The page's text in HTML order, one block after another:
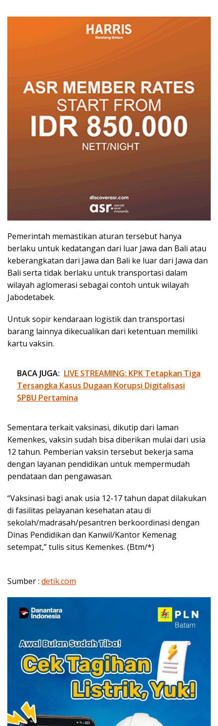
Pemerintah memastikan aturan tersebut hanya
berlaku untuk kedatangan dari luar Jawa dan Bali atau
keberangkatan dari Jawa dan Bali ke luar dari Jawa dan
Bali serta tidak berlaku untuk transportasi dalam
wilayah aglomerasi sebagai contoh untuk wilayah
Jabodetabek.
Untuk sopir kendaraan logistik dan transportasi
barang lainnya dikecualikan dari ketentuan memiliki
kartu vaksin.
BACA JUGA: LIVE STREAMING: KPK Tetapkan Tiga
Tersangka Kasus Dugaan Korupsi Digitalisasi
SPBU Pertamina
Sementara terkait vaksinasi, dikutip dari laman
Kemenkes, vaksin sudah bisa diberikan mulai dari usia
12 tahun. Pemberian vaksin tersebut bekerja sama
dengan layanan pendidikan untuk mempermudah
pendataan dan pengawasan.
“Vaksinasi bagi anak usia 12-17 tahun dapat dilakukan
di fasilitas pelayanan kesehatan atau di
sekolah/madrasah/pesantren berkoordinasi dengan
Dinas Pendidikan dan Kanwil/Kantor Kemenag
setempat,” tulis situs Kemenkes. (Btm/*)
Sumber : detik.com